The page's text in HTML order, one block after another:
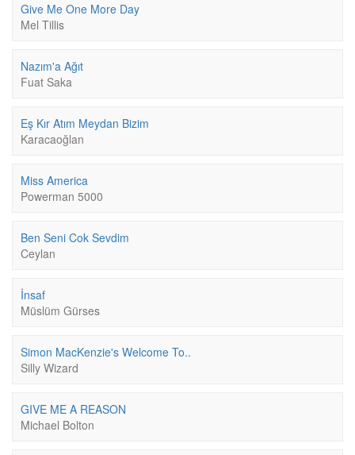
Give Me One More Day
Mel Tillis
Nazım'a Ağıt
Fuat Saka
Eş Kır Atım Meydan Bizim
Karacaoğlan
Miss America
Powerman 5000
Ben Seni Cok Sevdim
Ceylan
İnsaf
Müslüm Gürses
Simon MacKenzie's Welcome To..
Silly Wizard
GIVE ME A REASON
Michael Bolton